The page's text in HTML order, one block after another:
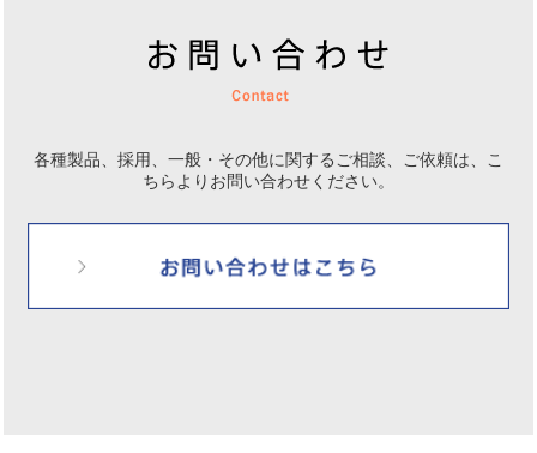
各種製品、採用、一般・その他に関するご相談、ご依頼は、
こ
ちらよりお問い合わせください。